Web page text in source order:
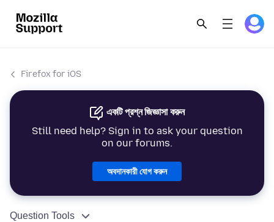
Firefox for iOS
একটি প্রশ্ন জিজ্ঞাসা করুন
Still need help? Sign in to ask your question
on our forums.
অবদানকারী যোগ করুন
Question Tools